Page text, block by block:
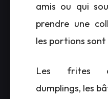
amis ou qui
prendre une
les portions
Les frites
dumplings, les